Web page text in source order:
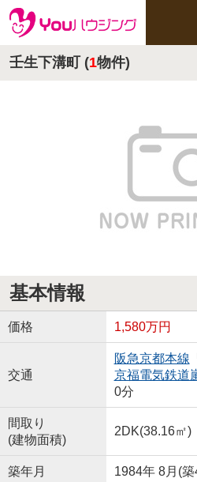
壬生下溝町 (1物件)
基本情報
価格 1,580万円
交通
阪急京都本線 「
京福電気鉄道
0分
間取り
(建物面積)
2DK(38.16㎡)
築年月 1984年 8月(